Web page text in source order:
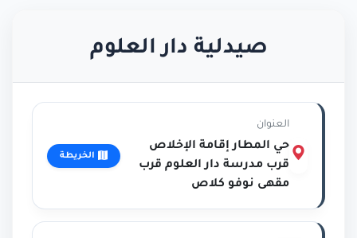
صيدلية دار العلوم
العنوان
حي المطار إقامة الإخلاص
قرب مدرسة دار العلوم قرب
مقهى نوفو كلاص
الخريطة